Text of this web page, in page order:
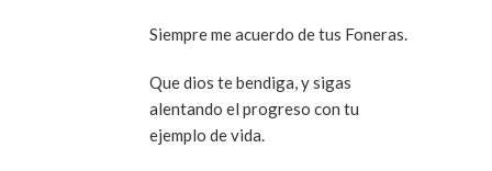
Siempre me acuerdo de tus Foneras.
Que dios te bendiga, y sigas
alentando el progreso con tu
ejemplo de vida.